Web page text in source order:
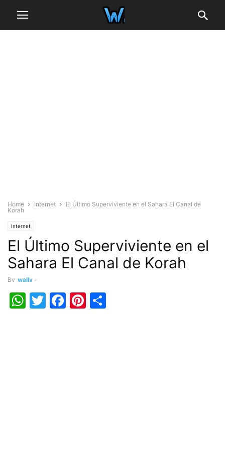
Home Internet
El Último Superviviente en el Sahara El Canal de
Korah
Internet
El Último Superviviente en el
Sahara El Canal de Korah
By wally -
WhatsApp
Twitter
Facebook
Pinterest